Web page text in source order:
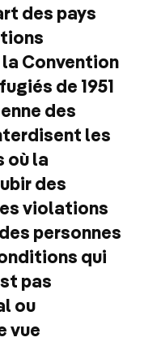
des pays
Convention
de 1951
des
les
où la
des
violations
personnes
qui
pas
ou
vue